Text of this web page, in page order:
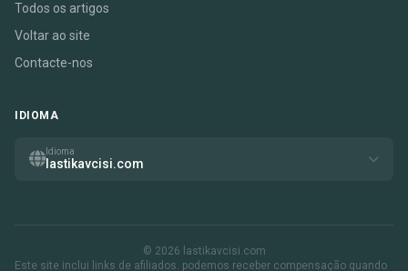
Todos os artigos
Voltar ao site
Contacte-nos
IDIOMA
Idioma
lastikavcisi.com
© 2026 lastikavcisi.com
Este site inclui links de afiliados. podemos receber compensação quando